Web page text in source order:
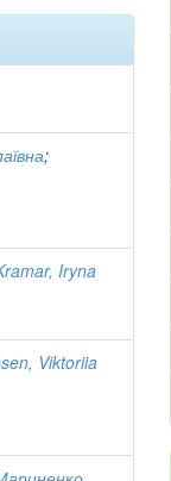
;
Iryna
Viktoriia